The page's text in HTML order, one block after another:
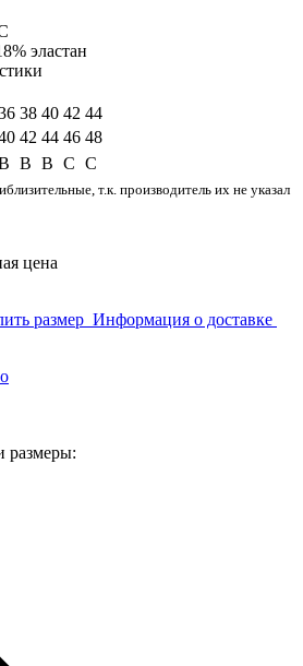
эластан
38 40 42 44
42 44 46 48
B B C C
т.к. производитель их не указал
цена
размер Информация о доставке
размеры: